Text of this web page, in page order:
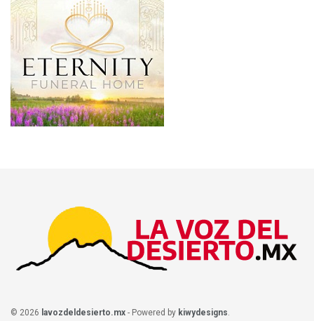
© 2026 lavozdeldesierto.mx - Powered by kiwydesigns.